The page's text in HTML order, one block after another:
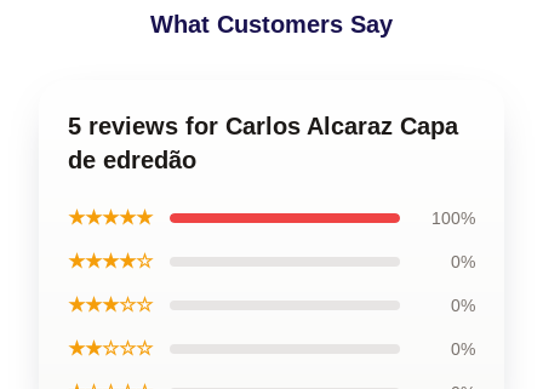
What Customers Say
5 reviews for Carlos Alcaraz Capa
de edredão
★★★★★ 100%
★★★★☆ 0%
★★★☆☆ 0%
★★☆☆☆ 0%